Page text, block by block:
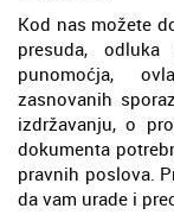
Kod nas možete
presuda,
punomoćja,
zasnovanih
izdržavanju, o
dokumenta
pravnih poslova.
da vam urade i